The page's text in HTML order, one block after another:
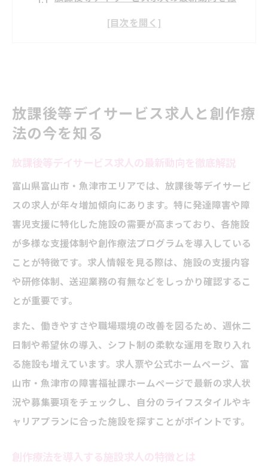
放課後等デイサービス求人の働きやすさ比
較
創作療法で子どもの個性が輝く場所とは
創作療法が放課後等デイサービス求人に与
える影響
子どもの個性を伸ばす求人先選びのポイン
ト
発達障害支援施設の創作活動の実際の取り
組み
創作療法導入求人のやりがいと魅力を解説
放課後等デイサービス求人で実感できる成
長事例
求人を探すなら創作療法プログラムに注目
創作療法中心の放課後等デイサービス求人
探し方
発達障害支援求人で注目される創作療法の
放課後等デイサービス求人と創作療
法の今を知る
放課後等デイサービス求人の最新動向を徹底解説
富山県富山市・魚津市エリアでは、放課後等デイサービ
スの求人が年々増加傾向にあります。特に発達障害や障
害児支援に特化した施設の需要が高まっており、各施設
が多様な支援体制や創作療法プログラムを導入している
ことが特徴です。求人情報を見る際は、施設の支援内容
や研修体制、送迎業務の有無などをしっかり確認するこ
とが重要です。
また、働きやすさや職場環境の改善を図るため、週休二
日制や希望休の導入、シフト制の柔軟な運用を取り入れ
る施設も増えています。求人票や公式ホームページ、富
山市・魚津市の障害福祉課ホームページで最新の求人状
況や募集要項をチェックし、自分のライフスタイルやキ
ャリアプランに合った施設を探すことがポイントです。
創作療法を導入する施設求人の特徴とは